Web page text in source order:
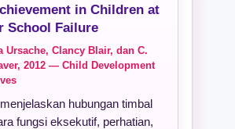
in Children at
School Failure
Ursache, Clancy Blair, dan C.
2012 — Child Development
hubungan timbal
fungsi eksekutif, perhatian,